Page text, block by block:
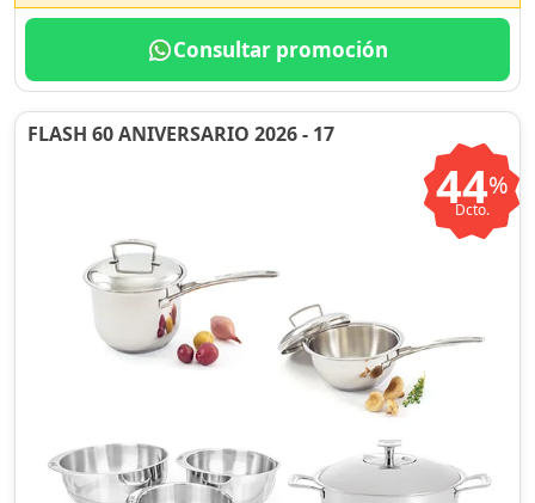
Consultar promoción
FLASH 60 ANIVERSARIO 2026 - 17
44%
Dcto.